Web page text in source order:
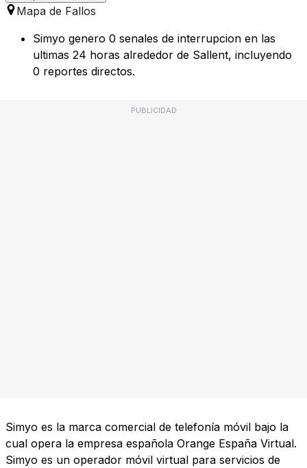
Mapa de Fallos
Simyo genero 0 senales de interrupcion en las
ultimas 24 horas alrededor de Sallent, incluyendo
0 reportes directos.
PUBLICIDAD
Simyo es la marca comercial de telefonía móvil bajo la
cual opera la empresa española Orange España Virtual.
Simyo es un operador móvil virtual para servicios de